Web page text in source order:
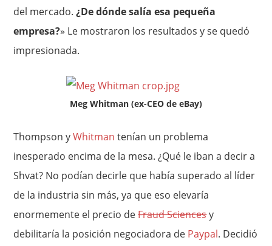
del mercado.¿De dónde salía esa pequeña
empresa?» Le mostraron los resultados y se quedó
impresionada.
Meg Whitman (ex-CEO de eBay)
Thompson yWhitman tenían un problema
inesperado encima de la mesa. ¿Qué le iban a decir a
Shvat? No podían decirle que había superado al líder
de la industria sin más, ya que eso elevaría
enormemente el precio deFraud Sciencesy
debilitaría la posición negociadora de Paypal. Decidió